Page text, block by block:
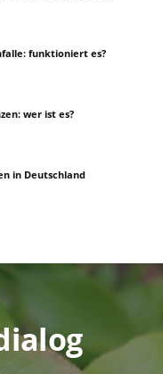
funktioniert es?
wer ist es?
in Deutschland